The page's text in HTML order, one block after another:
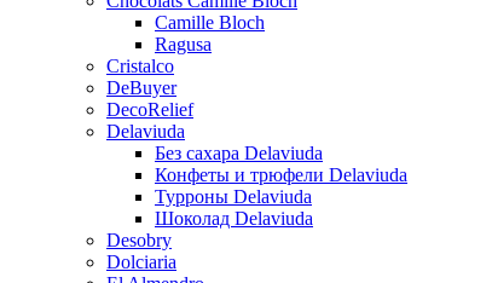
Camille Bloch
Ragusa
Cristalco
DeBuyer
DecoRelief
Delaviuda
Без сахара Delaviuda
Конфеты и трюфели Delaviuda
Турроны Delaviuda
Шоколад Delaviuda
Desobry
Dolciaria